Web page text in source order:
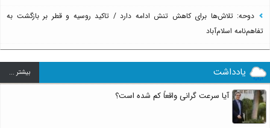
دوحه: تلاش‌ها برای کاهش تنش ادامه دارد / تاکید روسیه و قطر بر بازگشت به
تفاهم‌نامه اسلام‌آباد
یادداشت بيشتر ...
آیا سرعت گرانی واقعاً کم شده است؟